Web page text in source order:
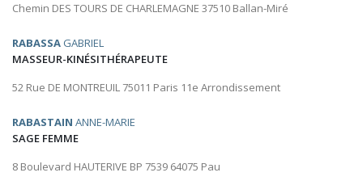
Chemin DES TOURS DE CHARLEMAGNE 37510 Ballan-Miré
RABASSA GABRIEL
MASSEUR-KINÉSITHÉRAPEUTE
52 Rue DE MONTREUIL 75011 Paris 11e Arrondissement
RABASTAIN ANNE-MARIE
SAGE FEMME
8 Boulevard HAUTERIVE BP 7539 64075 Pau